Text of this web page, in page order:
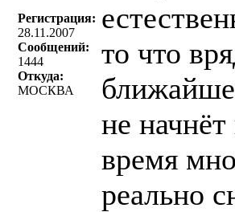
Регистрация:
28.11.2007
Сообщений:
1444
Откуда:
МОСКВА
то что
не
время
реально